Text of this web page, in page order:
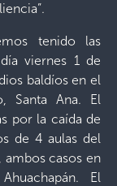
tenido las
viernes 1 de
baldíos en el
Santa Ana. El
por la caída de
de 4 aulas del
ambos casos en
El